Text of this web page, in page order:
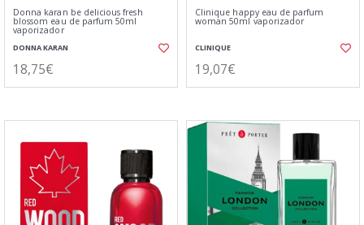
Donna karan be delicious fresh
blossom eau de parfum 50ml
vaporizador
DONNA KARAN
18,75€
Clinique happy eau de parfum
woman 50ml vaporizador
CLINIQUE
19,07€